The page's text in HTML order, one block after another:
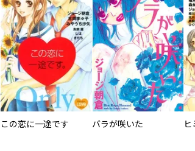
この恋に一途です バラが咲いた